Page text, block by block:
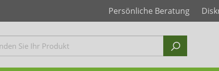
Persönliche Beratung